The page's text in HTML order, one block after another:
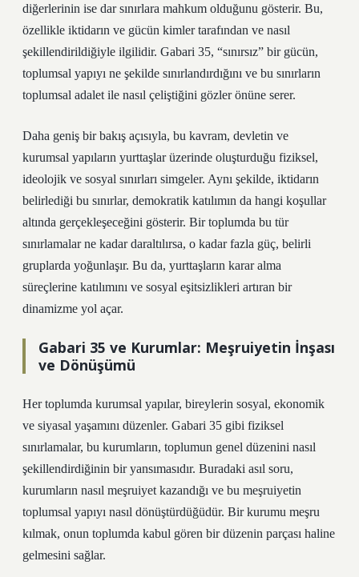
diğerlerinin ise dar sınırlara mahkum olduğunu gösterir. Bu,
özellikle iktidarın ve gücün kimler tarafından ve nasıl
şekillendirildiğiyle ilgilidir. Gabari 35, “sınırsız” bir gücün,
toplumsal yapıyı ne şekilde sınırlandırdığını ve bu sınırların
toplumsal adalet ile nasıl çeliştiğini gözler önüne serer.
Daha geniş bir bakış açısıyla, bu kavram, devletin ve
kurumsal yapıların yurttaşlar üzerinde oluşturduğu fiziksel,
ideolojik ve sosyal sınırları simgeler. Aynı şekilde, iktidarın
belirlediği bu sınırlar, demokratik katılımın da hangi koşullar
altında gerçekleşeceğini gösterir. Bir toplumda bu tür
sınırlamalar ne kadar daraltılırsa, o kadar fazla güç, belirli
gruplarda yoğunlaşır. Bu da, yurttaşların karar alma
süreçlerine katılımını ve sosyal eşitsizlikleri artıran bir
dinamizme yol açar.
Gabari 35 ve Kurumlar: Meşruiyetin İnşası
ve Dönüşümü
Her toplumda kurumsal yapılar, bireylerin sosyal, ekonomik
ve siyasal yaşamını düzenler. Gabari 35 gibi fiziksel
sınırlamalar, bu kurumların, toplumun genel düzenini nasıl
şekillendirdiğinin bir yansımasıdır. Buradaki asıl soru,
kurumların nasıl meşruiyet kazandığı ve bu meşruiyetin
toplumsal yapıyı nasıl dönüştürdüğüdür. Bir kurumu meşru
kılmak, onun toplumda kabul gören bir düzenin parçası haline
gelmesini sağlar.